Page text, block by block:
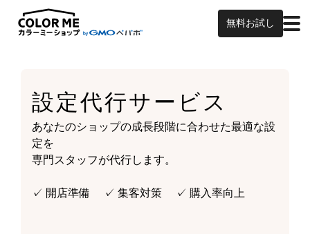
無料お試し
設定代行サービス
あなたのショップの成長段階に合わせた最適な設
定を
専門スタッフが代行します。
✓ 開店準備 ✓ 集客対策 ✓ 購入率向上